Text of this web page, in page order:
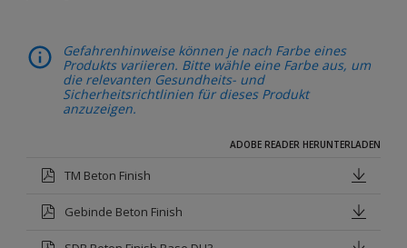
Gefahrenhinweise können je nach Farbe eines
Produkts variieren. Bitte wähle eine Farbe aus, um
die relevanten Gesundheits- und
Sicherheitsrichtlinien für dieses Produkt
anzuzeigen.
ADOBE READER HERUNTERLADEN
TM Beton Finish
Gebinde Beton Finish